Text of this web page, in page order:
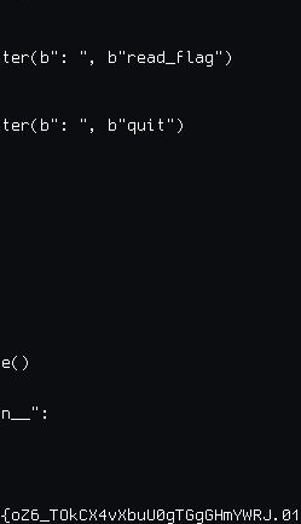
", b"read_flag")
", b"quit")